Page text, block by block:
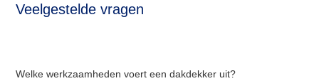
Veelgestelde vragen
Welke werkzaamheden voert een dakdekker uit?